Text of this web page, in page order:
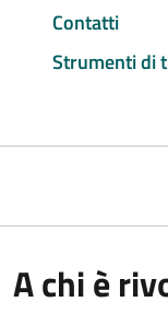
Contatti
Strumenti di
A chi è